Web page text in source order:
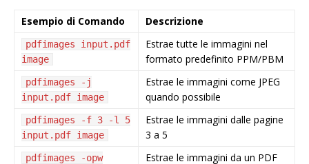
Esempio di Comando Descrizione
pdfimages input.pdf
image
Estrae tutte le immagini nel
formato predefinito PPM/PBM
pdfimages -j
input.pdf image
Estrae le immagini come JPEG
quando possibile
pdfimages -f 3 -l 5
input.pdf image
Estrae le immagini dalle pagine
3 a 5
pdfimages -opw Estrae le immagini da un PDF